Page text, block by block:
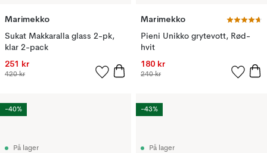
Marimekko
Sukat Makkaralla glass 2-pk,
klar 2-pack
251 kr
420 kr
Marimekko
Pieni Unikko grytevott, Rød-
hvit
180 kr
240 kr
På lager
-40%
På lager
-43%